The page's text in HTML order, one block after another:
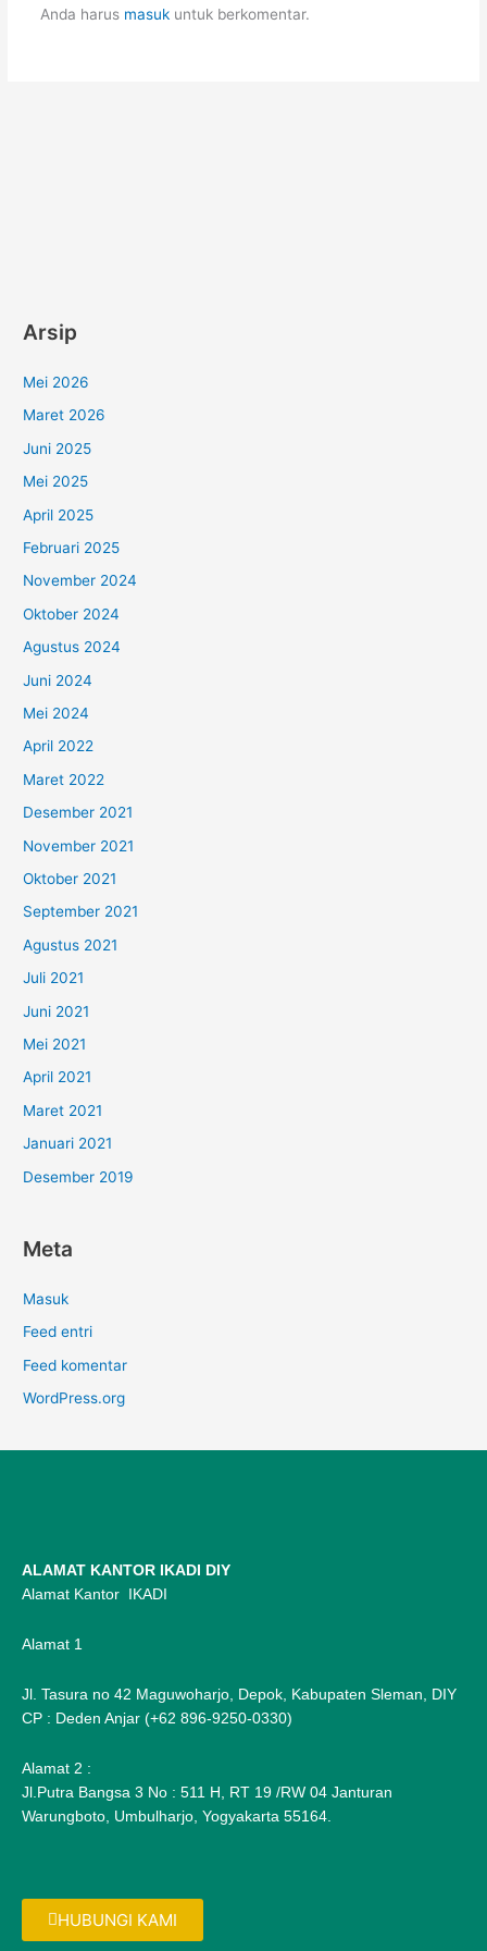
o
p
Anda harus masukuntuk berkomentar.
Arsip
Mei 2026
Maret 2026
Juni 2025
Mei 2025
April 2025
Februari 2025
November 2024
Oktober 2024
Agustus 2024
Juni 2024
Mei 2024
April 2022
Maret 2022
Desember 2021
November 2021
Oktober 2021
September 2021
Agustus 2021
Juli 2021
Juni 2021
Mei 2021
April 2021
Maret 2021
Januari 2021
Desember 2019
Meta
Masuk
Feed entri
Feed komentar
WordPress.org
ALAMAT KANTOR IKADI DIY
Alamat Kantor IKADI
Alamat 1
Jl. Tasura no 42 Maguwoharjo, Depok, Kabupaten Sleman, DIY
CP : Deden Anjar (+62 896-9250-0330)
Alamat 2 :
Jl.Putra Bangsa 3 No : 511 H, RT 19 /RW 04 Janturan
Warungboto, Umbulharjo, Yogyakarta 55164.
HUBUNGI KAMI